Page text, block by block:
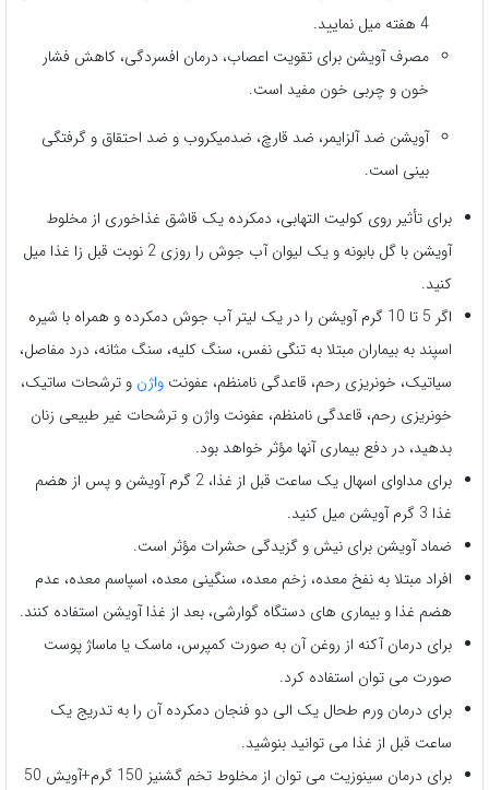
4 هفته میل نمایید.
مصرف آویشن برای تقویت اعصاب، درمان افسردگی، کاهش فشار
خون و چربی خون مفید است.
آویشن ضد آلزایمر، ضد قارچ، ضدمیکروب و ضد احتقاق و گرفتگی
بینی است.
برای تأثیر روی کولیت التهابی، دمکرده یک قاشق غذاخوری از مخلوط
آویشن با گل بابونه و یک لیوان آب جوش را روزی 2 نوبت قبل زا غذا میل
کنید.
اگر 5 تا 10 گرم آویشن را در یک لیتر آب جوش دمکرده و همراه با شیره
اسپند به بیماران مبتلا به تنگی نفس، سنگ کلیه، سنگ مثانه، درد مفاصل،
سیاتیک، خونریزی رحم، قاعدگی نامنظم، عفونت واژن و ترشحات ساتیک،
خونریزی رحم، قاعدگی نامنظم، عفونت واژن و ترشحات غیر طبیعی زنان
بدهید، در دفع بیماری آنها مؤثر خواهد بود.
برای مداوای اسهال یک ساعت قبل از غذا، 2 گرم آویشن و پس از هضم
غذا 3 گرم آویشن میل کنید.
ضماد آویشن برای نیش و گزیدگی حشرات مؤثر است.
افراد مبتلا به نفخ معده، زخم معده، سنگینی معده، اسپاسم معده، عدم
هضم غذا و بیماری های دستگاه گوارشی، بعد از غذا آویشن استفاده کنند.
برای درمان آکنه از روغن آن به صورت کمپرس، ماسک یا ماساژ پوست
صورت می توان استفاده کرد.
برای درمان ورم طحال یک الی دو فنجان دمکرده آن را به تدریج یک
ساعت قبل از غذا می توانید بنوشید.
برای درمان سینوزیت می توان از مخلوط تخم گشنیز 150 گرم+آویش 50